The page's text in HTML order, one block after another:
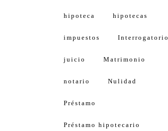
hipoteca hipotecas
impuestos Interrogatorio
juicio Matrimonio
notario Nulidad
Préstamo
Préstamo hipotecario